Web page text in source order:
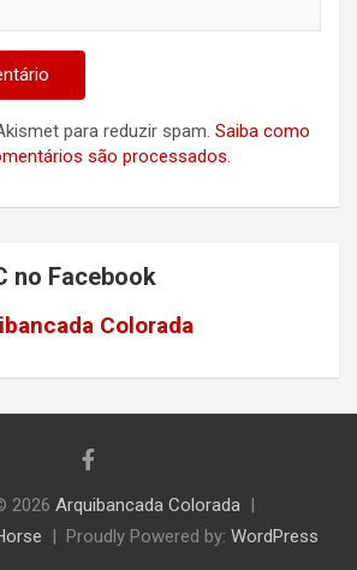
para reduzir spam. Saiba como
são processados.
no Facebook
Colorada
2026 Arquibancada Colorada
Proudly Powered by: WordPress